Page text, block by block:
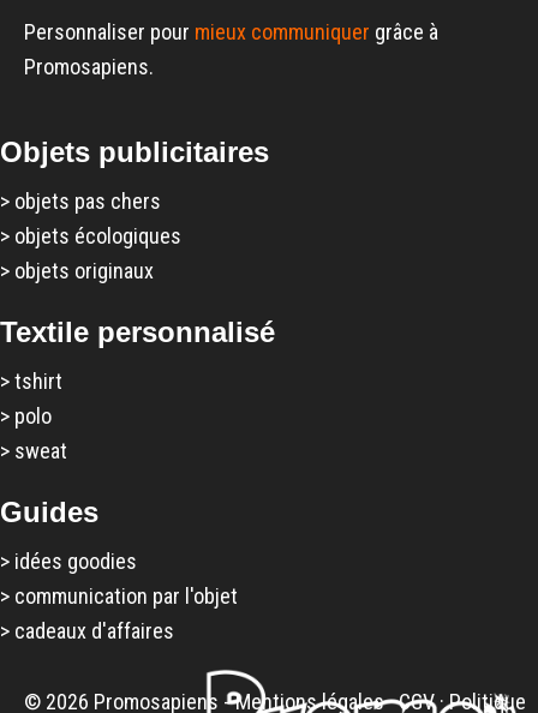
Personnaliser pour mieux communiquer grâce à
Promosapiens.
Objets publicitaires
> objets pas chers
> objets écologiques
> objets originaux
Textile personnalisé
>tshirt
> polo
> sweat
Guides
> idées goodies
> communication par l'objet
> cadeaux d'affaires
© 2026 Promosapiens -Mentions légales·CGV·Politique